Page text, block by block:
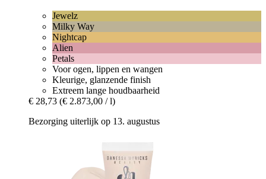
Jewelz
Milky Way
Nightcap
Alien
Petals
Voor ogen, lippen en wangen
Kleurige, glanzende finish
Extreem lange houdbaarheid
€ 28,73 (€ 2.873,00 / l)
Bezorging uiterlijk op 13. augustus